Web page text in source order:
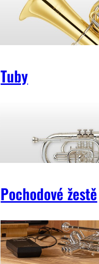
Tuby
Pochodové žestě